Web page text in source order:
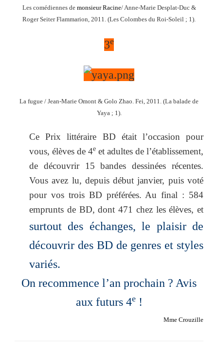
Les comédiennes de monsieur Racine/ Anne-Marie Desplat-Duc &
Roger Seiter Flammarion, 2011. (Les Colombes du Roi-Soleil ; 1).
3e
La fugue / Jean-Marie Omont & Golo Zhao. Fei, 2011. (La balade de
Yaya ; 1).
Ce Prix littéraire BD était l’occasion pour
vous, élèves de 4e et adultes de l’établissement,
de découvrir 15 bandes dessinées récentes.
Vous avez lu, depuis début janvier, puis voté
pour vos trois BD préférées. Au final : 584
emprunts de BD, dont 471 chez les élèves, et
surtout des échanges, le plaisir de
découvrir des BD de genres et styles
variés.
On recommence l’an prochain ? Avis
aux futurs 4e !
Mme Crouzille